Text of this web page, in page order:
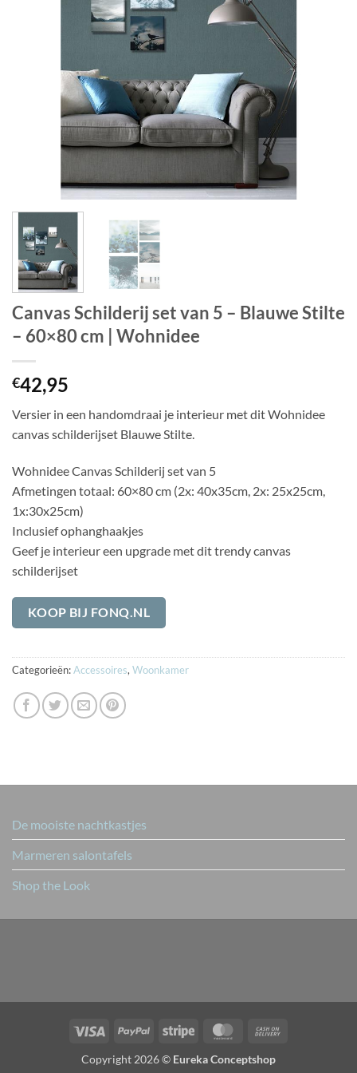
Canvas Schilderij set van 5 – Blauwe Stilte
– 60×80 cm | Wohnidee
€42,95
Versier in een handomdraai je interieur met dit Wohnidee
canvas schilderijset Blauwe Stilte.
Wohnidee Canvas Schilderij set van 5
Afmetingen totaal: 60×80 cm (2x: 40x35cm, 2x: 25x25cm,
1x:30x25cm)
Inclusief ophanghaakjes
Geef je interieur een upgrade met dit trendy canvas
schilderijset
KOOP BIJ FONQ.NL
Categorieën:Accessoires,Woonkamer
De mooiste nachtkastjes
Marmeren salontafels
Shop the Look
Visa PayPal Stripe MasterCard
Copyright 2026 © Eureka Conceptshop